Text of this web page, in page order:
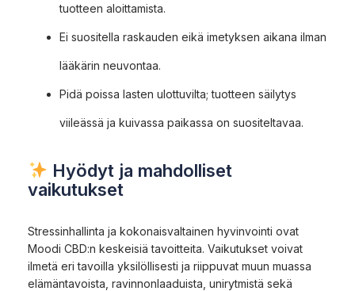
tuotteen aloittamista.
Ei suositella raskauden eikä imetyksen aikana ilman
lääkärin neuvontaa.
Pidä poissa lasten ulottuvilta; tuotteen säilytys
viileässä ja kuivassa paikassa on suositeltavaa.
Hyödyt ja mahdolliset
vaikutukset
Stressinhallinta ja kokonaisvaltainen hyvinvointi ovat
Moodi CBD:n keskeisiä tavoitteita. Vaikutukset voivat
ilmetä eri tavoilla yksilöllisesti ja riippuvat muun muassa
elämäntavoista, ravinnonlaaduista, unirytmistä sekä